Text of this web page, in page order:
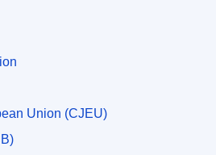
Union (CJEU)